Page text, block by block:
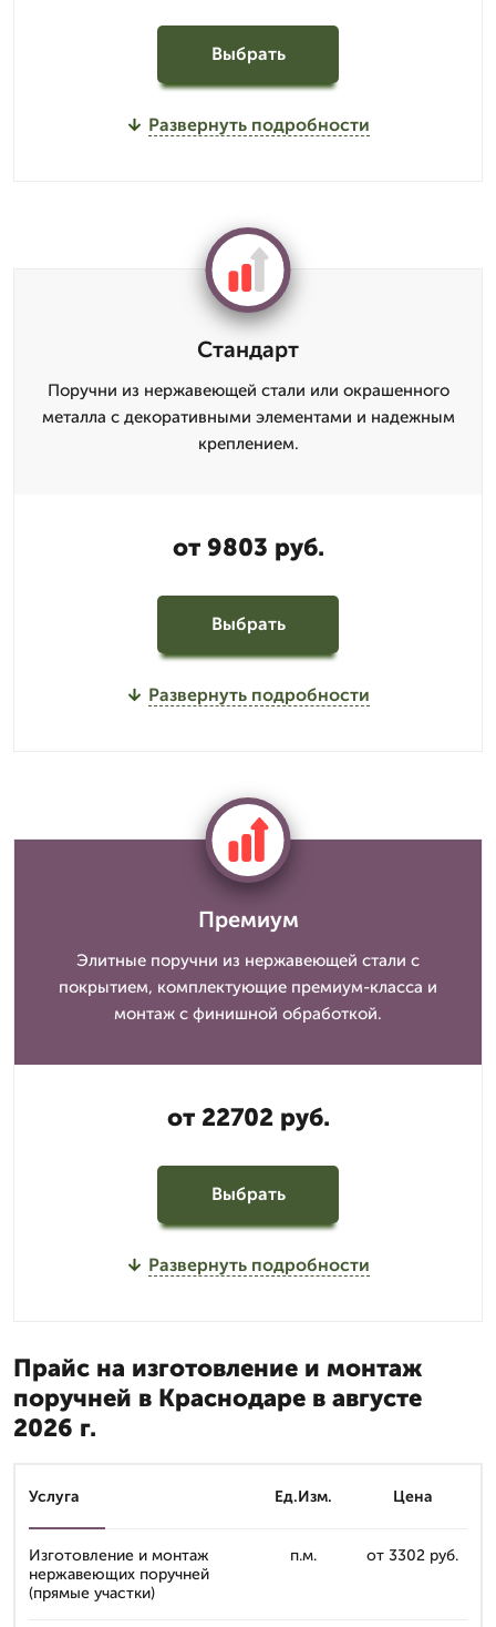
Выбрать
Развернуть подробности
Стандарт
Поручни из нержавеющей стали или окрашенного
металла с декоративными элементами и надежным
креплением.
от 9803 руб.
Выбрать
Развернуть подробности
Премиум
Элитные поручни из нержавеющей стали с
покрытием, комплектующие премиум-класса и
монтаж с финишной обработкой.
от 22702 руб.
Выбрать
Развернуть подробности
Прайс на изготовление и монтаж
поручней в Краснодаре в августе
2026 г.
Услуга Ед.Изм. Цена
Изготовление и монтаж
нержавеющих поручней
(прямые участки)
п.м. от 3302 руб.